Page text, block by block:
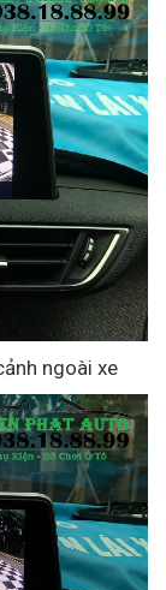
ngoài xe